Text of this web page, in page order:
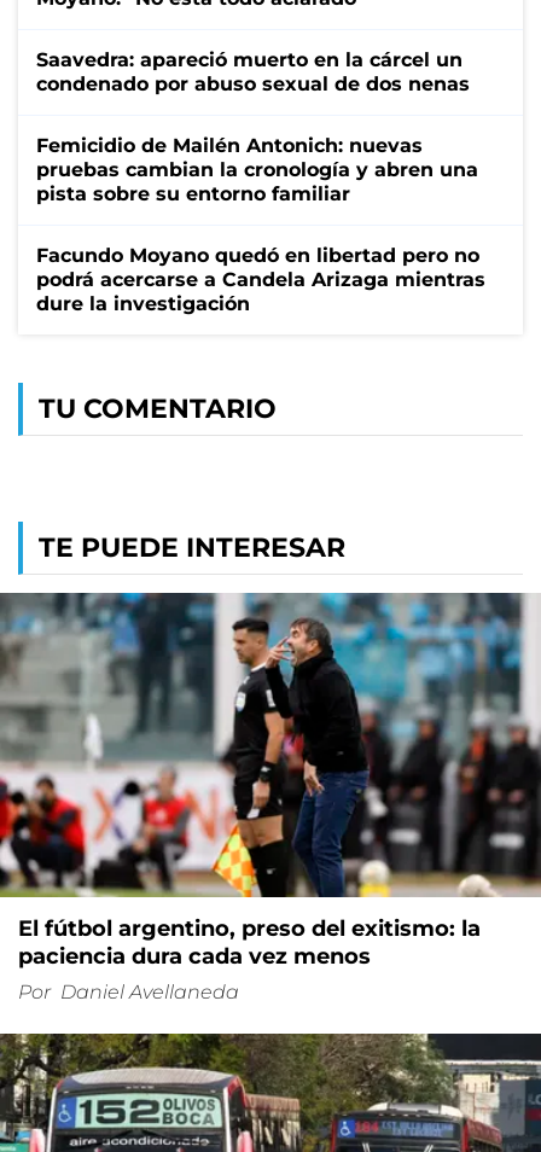
Saavedra: apareció muerto en la cárcel un
condenado por abuso sexual de dos nenas
Femicidio de Mailén Antonich: nuevas
pruebas cambian la cronología y abren una
pista sobre su entorno familiar
Facundo Moyano quedó en libertad pero no
podrá acercarse a Candela Arizaga mientras
dure la investigación
TU COMENTARIO
TE PUEDE INTERESAR
El fútbol argentino, preso del exitismo: la
paciencia dura cada vez menos
Por Daniel Avellaneda